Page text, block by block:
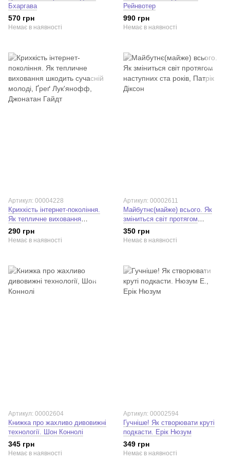
Бхаргава
570 грн
Немає в наявності
Рейнвотер
990 грн
Немає в наявності
Артикул: 00004228
Крихкість інтернет-покоління.
Як тепличне виховання
шкодить сучасній молоді. Ґреґ
Лук'янофф; Джонатан Гайдт
290 грн
Немає в наявності
Артикул: 00002611
Майбутнє(майже) всього. Як
зміниться світ протягом
наступних ста років. Патрік
Діксон
350 грн
Немає в наявності
Артикул: 00002604
Книжка про жахливо дивовижні
технології. Шон Коннолі
345 грн
Немає в наявності
Артикул: 00002594
Гучніше! Як створювати круті
подкасти. Ерік Нюзум
349 грн
Немає в наявності